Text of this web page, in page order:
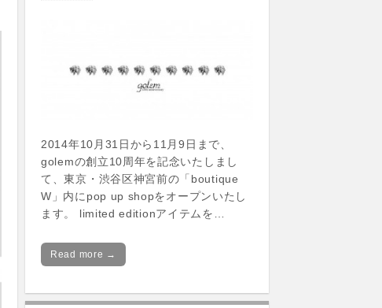
2014年10月31日から11月9日まで、
golemの創立10周年を記念いたしまし
て、東京・渋谷区神宮前の「boutique
W」内にpop up shopをオープンいたし
ます。 limited editionアイテムを…
Read more →